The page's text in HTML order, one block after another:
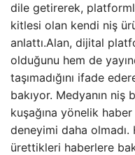
dile getirerek,
kitlesi olan kendi niş
anlattı.Alan, dijital
olduğunu hem de
taşımadığını ifade
bakıyor. Medyanın
kuşağına yönelik
deneyimi daha olmadı.
ürettikleri haberlere